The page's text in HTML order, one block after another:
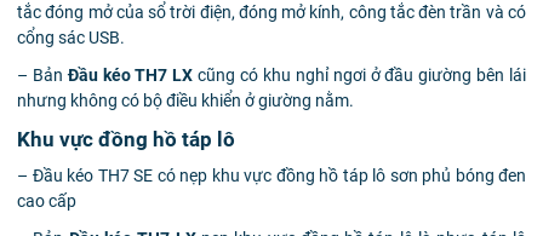
tắc đóng mở của sổ trời điện, đóng mở kính, công tắc đèn trần và có
cổng sác USB.
– BảnĐầu kéo TH7 LXcũng có khu nghỉ ngơi ở đầu giường bên lái
nhưng không có bộ điều khiển ở giường nằm.
Khu vực đồng hồ táp lô
– Đầu kéo TH7 SE có nẹp khu vực đồng hồ táp lô sơn phủ bóng đen
cao cấp